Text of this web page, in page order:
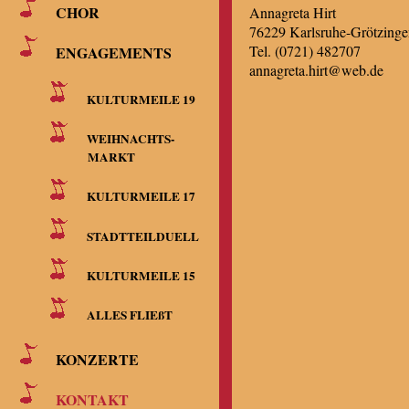
CHOR
ENGAGEMENTS
KULTURMEILE 19
WEIHNACHTS-
MARKT
KULTURMEILE 17
STADTTEILDUELL
KULTURMEILE 15
ALLES FLIEßT
KONZERTE
KONTAKT
Annagreta Hirt
76229 Karlsruhe-
Tel. (0721) 482707
annagreta.hirt@web.de